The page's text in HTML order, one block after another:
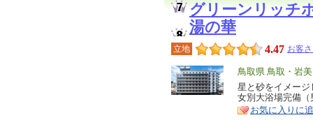
グリーンリッチ
湯の華
立地 4.47 お客
エ
リ
ア
鳥取県 鳥取・岩
特
徴
星と砂をイメー
女別大浴場完備
お気に入りに